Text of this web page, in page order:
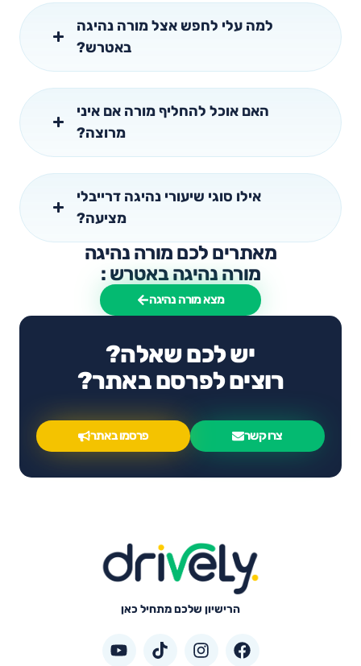
למה עלי לחפש אצל מורה נהיגה
באטרש?
האם אוכל להחליף מורה אם איני
מרוצה?
אילו סוגי שיעורי נהיגה דרייבלי
מציעה?
מאתרים לכם מורה נהיגה
מורה נהיגה באטרש :
מצא מורה נהיגה
יש לכם שאלה?
רוצים לפרסם באתר?
צרו קשר פרסמו באתר
הרישיון שלכם מתחיל כאן